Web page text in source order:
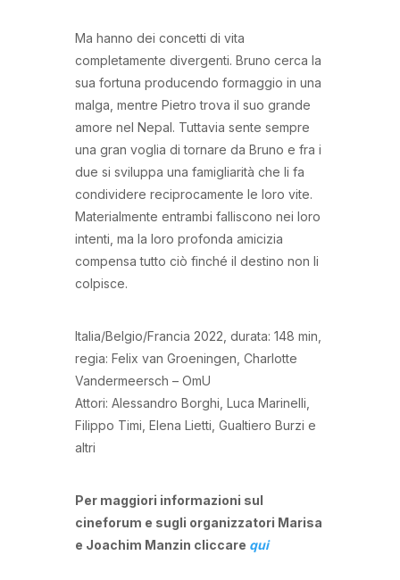
Ma hanno dei concetti di vita
completamente divergenti. Bruno cerca la
sua fortuna producendo formaggio in una
malga, mentre Pietro trova il suo grande
amore nel Nepal. Tuttavia sente sempre
una gran voglia di tornare da Bruno e fra i
due si sviluppa una famigliarità che li fa
condividere reciprocamente le loro vite.
Materialmente entrambi falliscono nei loro
intenti, ma la loro profonda amicizia
compensa tutto ciò finché il destino non li
colpisce.
Italia/Belgio/Francia 2022, durata: 148 min,
regia: Felix van Groeningen, Charlotte
Vandermeersch – OmU
Attori: Alessandro Borghi, Luca Marinelli,
Filippo Timi, Elena Lietti, Gualtiero Burzi e
altri
Per maggiori informazioni sul
cineforum e sugli organizzatori Marisa
e Joachim Manzin cliccare qui